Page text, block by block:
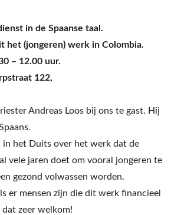
in de Spaanse taal.
het (jongeren) werk in Colombia.
– 12.00 uur.
122,
Andreas Loos bij ons te gast. Hij
in het Duits over het werk dat de
vele jaren doet om vooral jongeren te
gezond volwassen worden.
er mensen zijn die dit werk financieel
zeer welkom!